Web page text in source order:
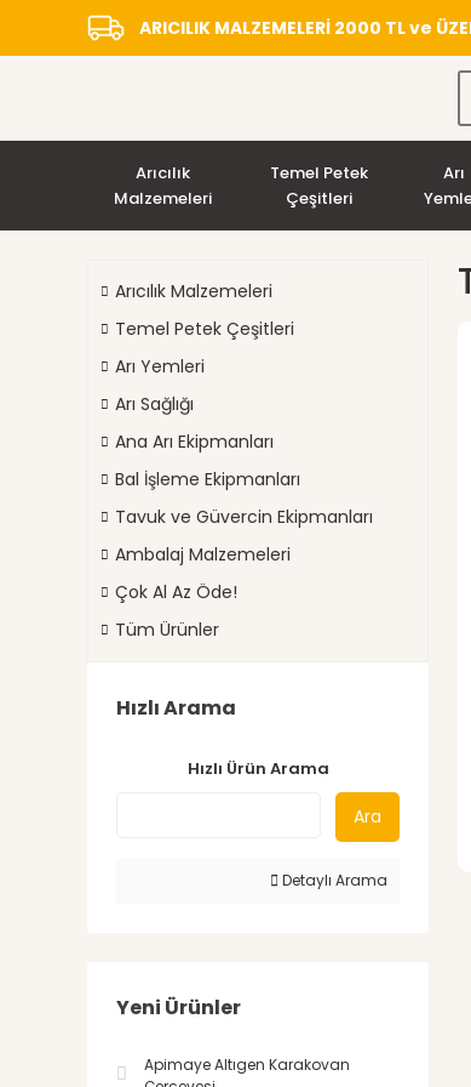
ARICILIK MALZEMELERİ 2000 TL ve
Arıcılık
Malzemeleri
Temel Petek
Çeşitleri
Arı
Arıcılık Malzemeleri
Temel Petek Çeşitleri
Arı Yemleri
Arı Sağlığı
Ana Arı Ekipmanları
Bal İşleme Ekipmanları
Tavuk ve Güvercin Ekipmanları
Ambalaj Malzemeleri
Çok Al Az Öde!
Tüm Ürünler
Hızlı Arama
Hızlı Ürün Arama
Ara
Detaylı Arama
Yeni Ürünler
Apimaye Altıgen Karakovan